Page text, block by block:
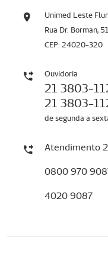
Unimed Leste
Rua Dr. Borman,
CEP: 24020-320
Ouvidoria
21 3803-
21 3803-
de segunda a
Atendimento
0800 970
4020 9087